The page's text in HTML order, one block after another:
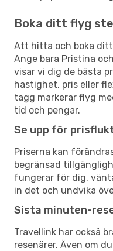
Boka ditt flyg
Att hitta och boka
Ange bara Pristina
visar vi dig de bästa
hastighet, pris eller
tagg markerar flyg
tid och pengar.
Se upp för
Priserna kan
begränsad
fungerar för dig,
in det och undvika
Sista minuten-
Travellink har också
resenärer. Även om